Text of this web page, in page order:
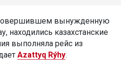
совершившем вынужденную
находились казахстанские
выполняла рейс из
Azattyq Rýhy.